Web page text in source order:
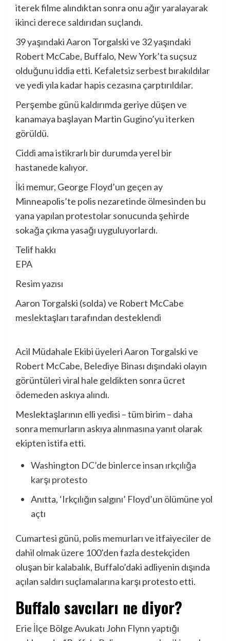
iterek filme alındıktan sonra onu ağır yaralayarak
ikinci derece saldırıdan suçlandı.
39 yaşındaki Aaron Torgalski ve 32 yaşındaki
Robert McCabe, Buffalo, New York’ta suçsuz
olduğunu iddia etti. Kefaletsiz serbest bırakıldılar
ve yedi yıla kadar hapis cezasına çarptırıldılar.
Perşembe günü kaldırımda geriye düşen ve
kanamaya başlayan Martin Gugino’yu iterken
görüldü.
Ciddi ama istikrarlı bir durumda yerel bir
hastanede kalıyor.
İki memur, George Floyd’un geçen ay
Minneapolis’te polis nezaretinde ölmesinden bu
yana yapılan protestolar sonucunda şehirde
sokağa çıkma yasağı uyguluyorlardı.
Telif hakkı
EPA
Resim yazısı
Aaron Torgalski (solda) ve Robert McCabe
meslektaşları tarafından desteklendi
Acil Müdahale Ekibi üyeleri Aaron Torgalski ve
Robert McCabe, Belediye Binası dışındaki olayın
görüntüleri viral hale geldikten sonra ücret
ödemeden askıya alındı.
Meslektaşlarının elli yedisi – tüm birim – daha
sonra memurların askıya alınmasına yanıt olarak
ekipten istifa etti.
Washington DC’de binlerce insan ırkçılığa
karşı protesto
Anıtta, ‘Irkçılığın salgını’ Floyd’un ölümüne yol
açtı
Cumartesi günü, polis memurları ve itfaiyeciler de
dahil olmak üzere 100’den fazla destekçiden
oluşan bir kalabalık, Buffalo’daki adliyenin dışında
açılan saldırı suçlamalarına karşı protesto etti.
Buffalo savcıları ne diyor?
Erie İlçe Bölge Avukatı John Flynn yaptığı